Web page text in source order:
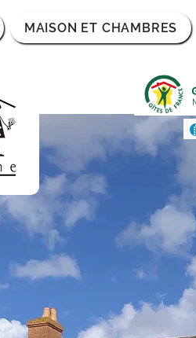
MAISON ET CHAMBRES